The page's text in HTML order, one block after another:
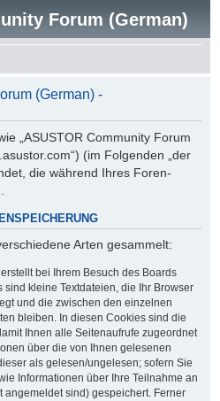
Forum (German)
(German) -
„ASUSTOR Community Forum
(im Folgenden „der
die während Ihres Foren-
Arten gesammelt:
bei Ihrem Besuch des Boards
kleine Textdateien, die Ihr Browser
und die zwischen den einzelnen
bleiben. In diesen Cookies sind die
Ihnen alle Seitenaufrufe zugeordnet
über die von Ihnen gelesenen
als gelesen/ungelesen; sofern Sie
Informationen über Ihre Teilnahme an
angemeldet sind) gespeichert. Ferner